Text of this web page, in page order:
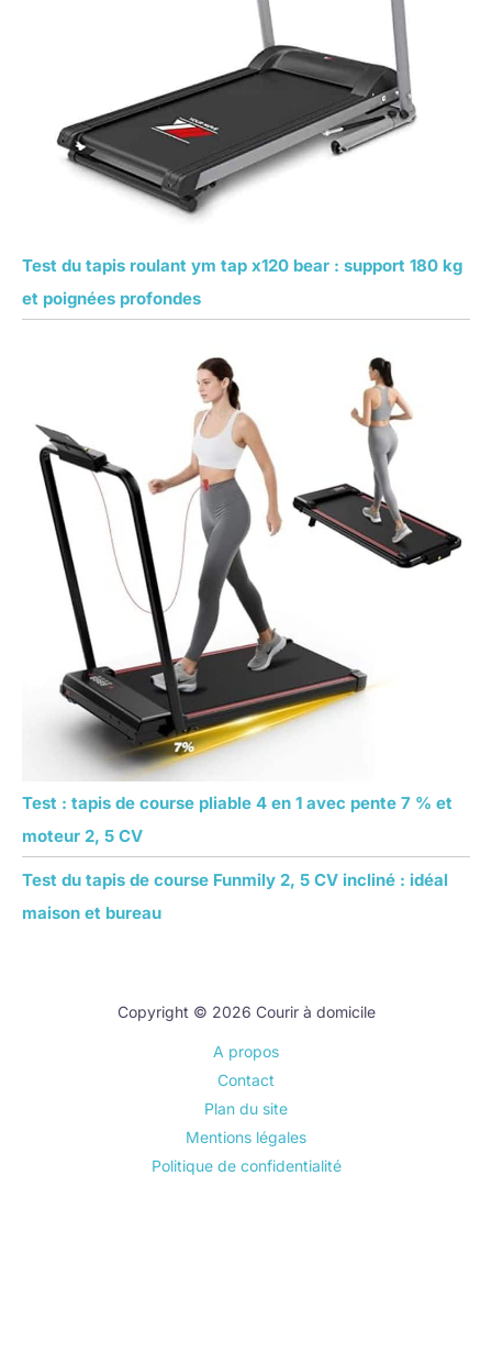
Test du tapis roulant ym tap x120 bear : support 180 kg
et poignées profondes
Test : tapis de course pliable 4 en 1 avec pente 7 % et
moteur 2, 5 CV
Test du tapis de course Funmily 2, 5 CV incliné : idéal
maison et bureau
Copyright © 2026 Courir à domicile
A propos
Contact
Plan du site
Mentions légales
Politique de confidentialité